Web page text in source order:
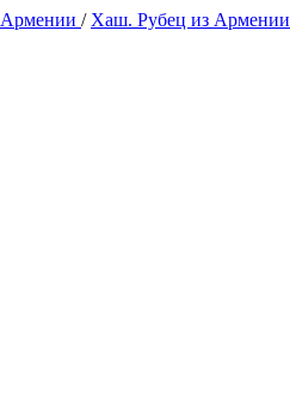
/ Хаш. Рубец из Армении